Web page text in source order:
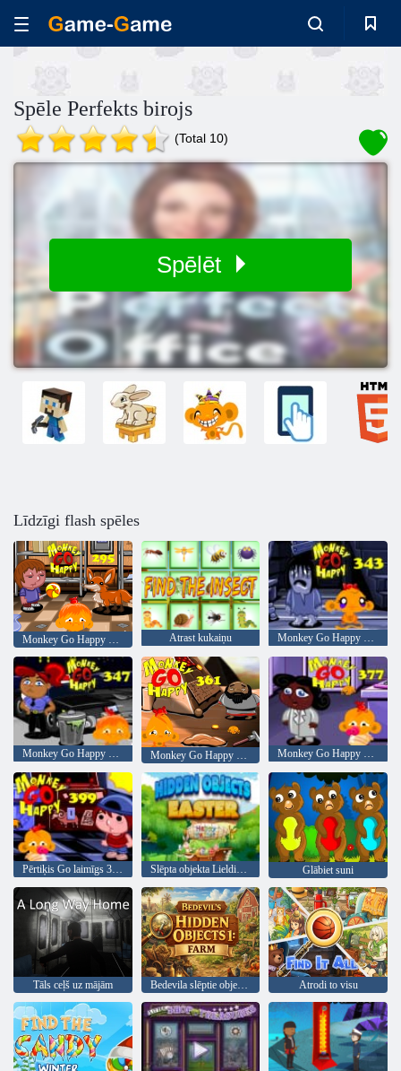
Spēle Perfekts birojs
(Total 10)
Spēlēt
Līdzīgi flash spēles
Monkey Go Happy posms 295 Atrast kukaiņu Monkey Go Happy Stage 343,
Monkey Go Happy Stage 347 Monkey Go Happy Stage 377
Pērtiķis Go laimīgs 399. posms Slēpta objekta Lieldienas Glābiet suni
Tāls ceļš uz mājām Bedevila slēptie objekti 1: ferma Atrodi to visu